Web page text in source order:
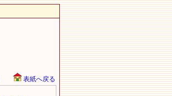
表紙へ戻る